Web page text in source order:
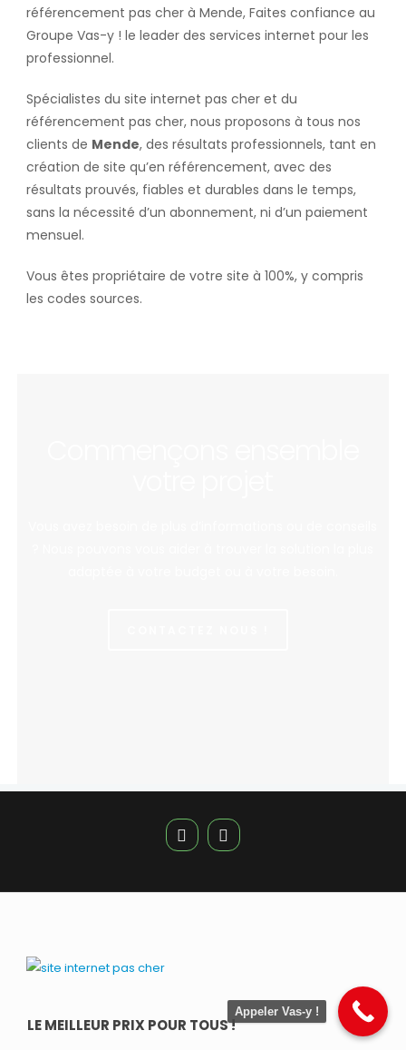
référencement pas cher à Mende, Faites confiance au
Groupe Vas-y ! le leader des services internet pour les
professionnel.
Spécialistes du site internet pas cher et du
référencement pas cher, nous proposons à tous nos
clients de Mende, des résultats professionnels, tant en
création de site qu’en référencement, avec des
résultats prouvés, fiables et durables dans le temps,
sans la nécessité d’un abonnement, ni d’un paiement
mensuel.
Vous êtes propriétaire de votre site à 100%, y compris
les codes sources.
LE MEILLEUR PRIX POUR TOUS !
Appeler Vas-y !